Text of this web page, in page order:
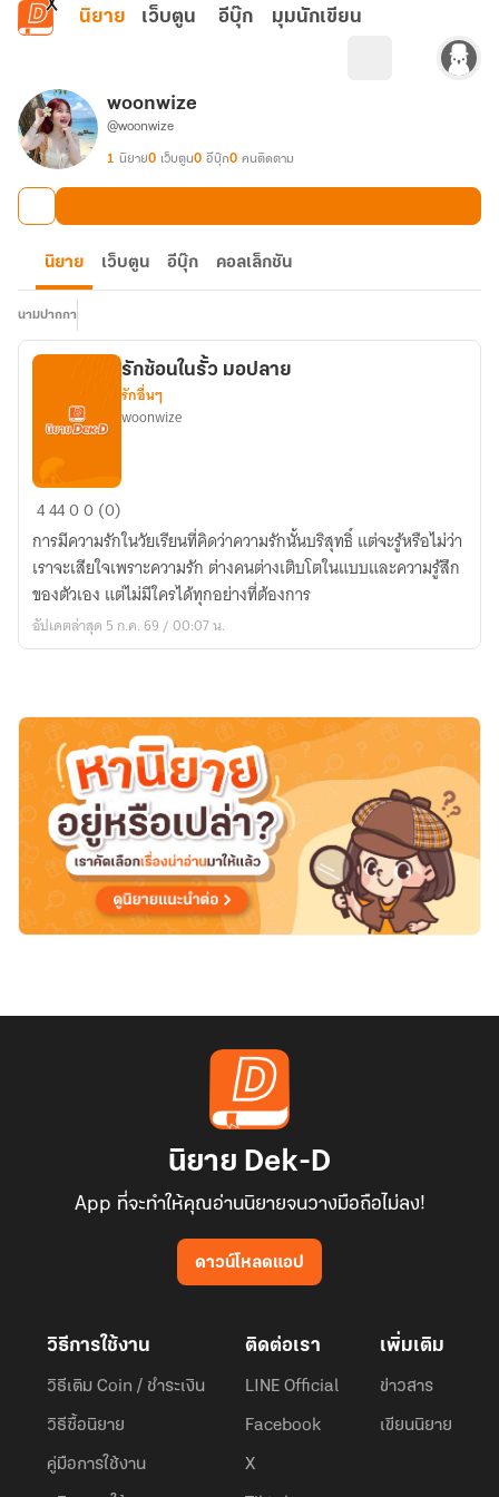
ข้ามไปยังเนื้อหาหลัก
นิยาย เว็บตูน อีบุ๊ก มุมนักเขียน
woonwize
@woonwize
1 นิยาย0 เว็บตูน0 อีบุ๊ก0 คนติดตาม
นิยาย เว็บตูน อีบุ๊ก คอลเล็กชัน
นามปากกา
รัก
ซ้อน
ใน
รั้ว
มอ
ปลาย
รักซ้อนในรั้ว มอปลาย
รักอื่นๆ
woonwize
44400 (0)
การมีความรักในวัยเรียนที่คิดว่าความรักนั้นบริสุทธิ์ แต่จะรู้หรือไม่ว่า
เราจะเสียใจเพราะความรัก ต่างคนต่างเติบโตในแบบและความรู้สึก
ของตัวเอง แต่ไม่มีใครได้ทุกอย่างที่ต้องการ
อัปเดตล่าสุด 5 ก.ค. 69 / 00:07 น.
นิยาย Dek-D
App ที่จะทำให้คุณอ่านนิยายจนวางมือถือไม่ลง!
ดาวน์โหลดแอป
วิธีการใช้งาน
วิธีเติม Coin / ชำระเงิน
วิธีซื้อนิยาย
คู่มือการใช้งาน
ติดต่อเรา
LINE Official
Facebook
X
เพิ่มเติม
ข่าวสาร
เขียนนิยาย